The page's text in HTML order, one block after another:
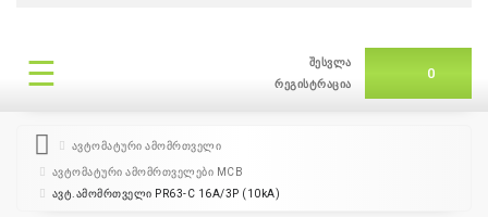
|
თვის
+995
☰
შესვლა
რეგისტრაცია
0
ავტომატური ამომრთველი
ავტომატური ამომრთველები MCB
ავტ.ამომრთველი PR63-C 16A/3P (10kA)